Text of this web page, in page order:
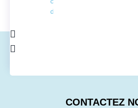
de l'énergie
CONTACTEZ